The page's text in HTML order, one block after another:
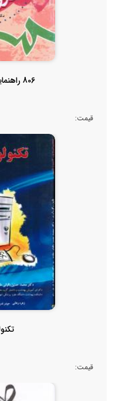
806 راهنمایی و مشاوره گروهی
قیمت:
قیمت: